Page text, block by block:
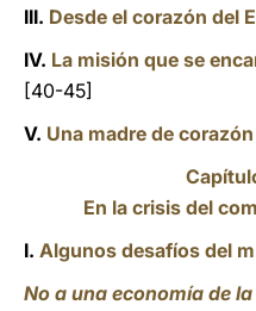
III. Desde el corazón del
IV. La misión que se
[40-45]
V. Una madre de
En la crisis del
I. Algunos desafíos del
No a una economía de